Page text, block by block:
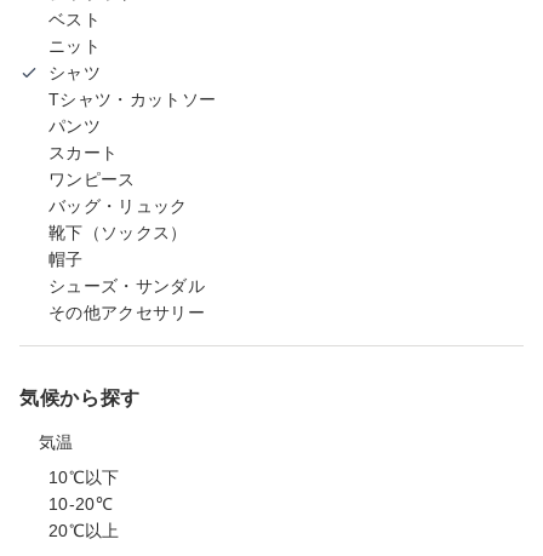
ベスト
ニット
シャツ
Tシャツ・カットソー
パンツ
スカート
ワンピース
バッグ・リュック
靴下（ソックス）
帽子
シューズ・サンダル
その他アクセサリー
気候から探す
気温
10℃以下
10-20℃
20℃以上